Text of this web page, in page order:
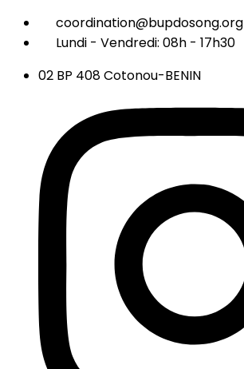
coordination@bupdosong.org
Lundi - Vendredi: 08h - 17h30
02 BP 408 Cotonou-BENIN